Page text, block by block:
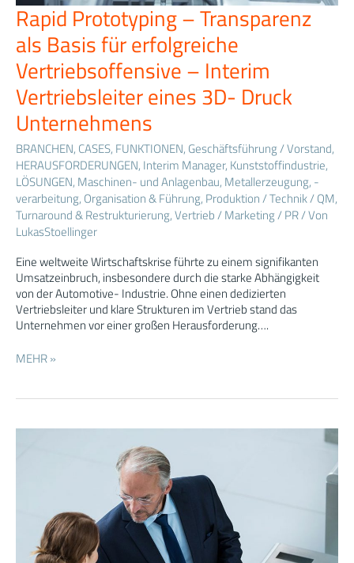
Rapid Prototyping – Transparenz
als Basis für erfolgreiche
Vertriebsoffensive – Interim
Vertriebsleiter eines 3D- Druck
Unternehmens
BRANCHEN, CASES, FUNKTIONEN, Geschäftsführung / Vorstand,
HERAUSFORDERUNGEN, Interim Manager, Kunststoffindustrie,
LÖSUNGEN, Maschinen- und Anlagenbau, Metallerzeugung, -
verarbeitung, Organisation & Führung, Produktion / Technik / QM,
Turnaround & Restrukturierung,Vertrieb / Marketing / PR/ Von
LukasStoellinger
Eine weltweite Wirtschaftskrise führte zu einem signifikanten
Umsatzeinbruch, insbesondere durch die starke Abhängigkeit
von der Automotive- Industrie. Ohne einen dedizierten
Vertriebsleiter und klare Strukturen im Vertrieb stand das
Unternehmen vor einer großen Herausforderung….
Rapid
Prototyping
–
Transparenz
als
Basis
für
erfolgreiche
–
Interim
Vertriebsleiter
eines
3D-
Druck
MEHR »